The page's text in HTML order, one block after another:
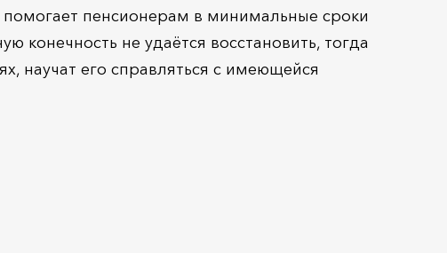
пенсионерам в минимальные сроки
конечность не удаётся восстановить, тогда
научат его справляться с имеющейся